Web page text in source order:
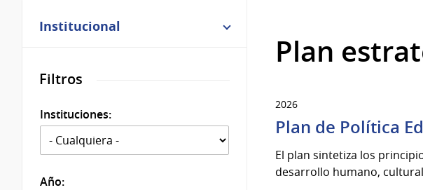
Institucional
Filtros
Instituciones:
Año:
Plan
2026
Plan de Política
El plan sintetiza los
desarrollo humano,